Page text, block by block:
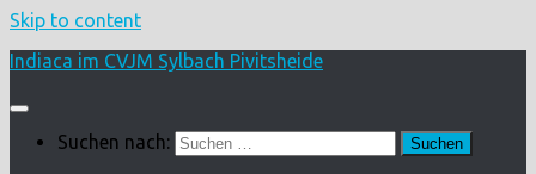
Skip to content
Indiaca im CVJM Sylbach Pivitsheide
Suchen nach: